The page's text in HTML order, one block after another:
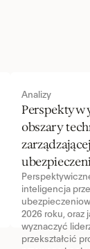
Analizy
obszary
inteligencja
2026 roku, oraz
wyznaczyć
przekształcić